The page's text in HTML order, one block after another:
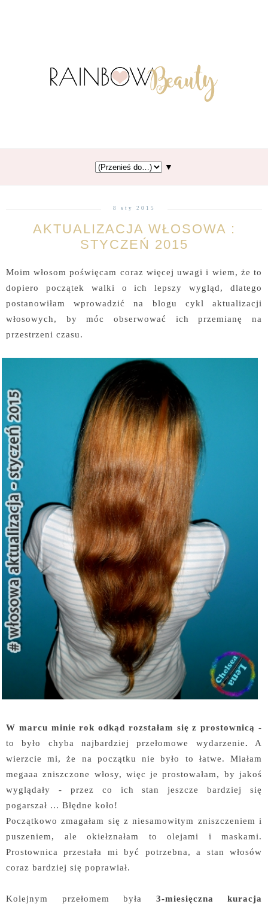
▼
8 sty 2015
AKTUALIZACJA WŁOSOWA :
STYCZEŃ 2015
Moim włosom poświęcam coraz więcej uwagi i wiem, że to
dopiero początek walki o ich lepszy wygląd, dlatego
postanowiłam wprowadzić na blogu cykl aktualizacji
włosowych, by móc obserwować ich przemianę na
przestrzeni czasu.
W marcu minie rok odkąd rozstałam się z prostownicą -
to było chyba najbardziej przełomowe wydarzenie. A
wierzcie mi, że na początku nie było to łatwe. Miałam
megaaa zniszczone włosy, więc je prostowałam, by jakoś
wyglądały - przez co ich stan jeszcze bardziej się
pogarszał ... Błędne koło!
Początkowo zmagałam się z niesamowitym zniszczeniem i
puszeniem, ale okiełznałam to olejami i maskami.
Prostownica przestała mi być potrzebna, a stan włosów
coraz bardziej się poprawiał.
Kolejnym przełomem była 3-miesięczna kuracja